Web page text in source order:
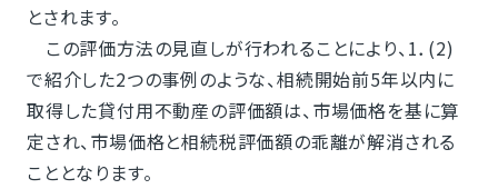
とされます。
この評価方法の見直しが行われることにより、1．(2)
で紹介した2つの事例のような、相続開始前5年以内に
取得した貸付用不動産の評価額は、市場価格を基に算
定され、市場価格と相続税評価額の乖離が解消される
こととなります。